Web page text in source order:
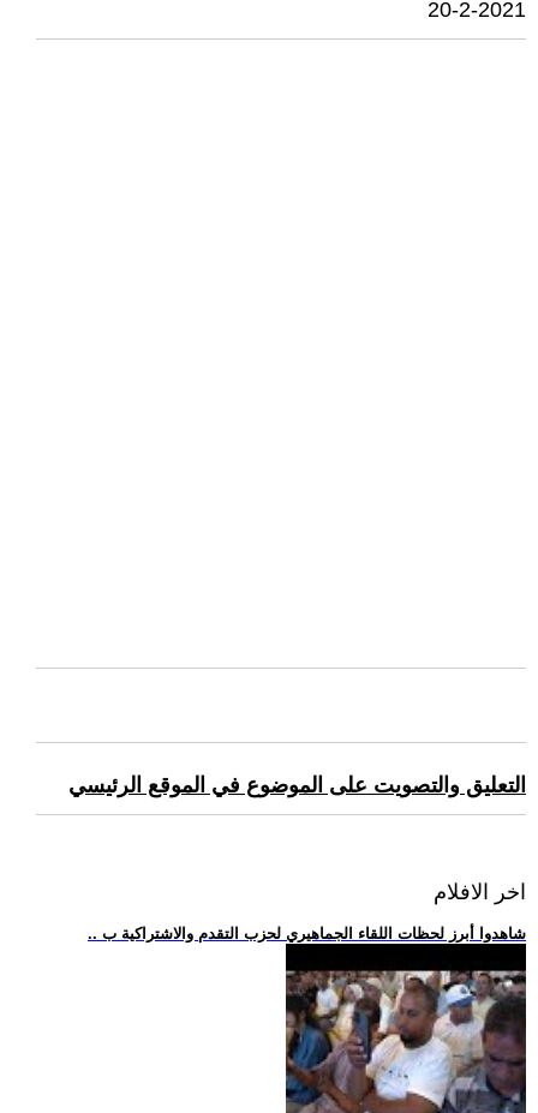
20-2-2021
التعليق والتصويت على الموضوع في الموقع الرئيسي
اخر الافلام
.. شاهدوا أبرز لحظات اللقاء الجماهيري لحزب التقدم والاشتراكية ب